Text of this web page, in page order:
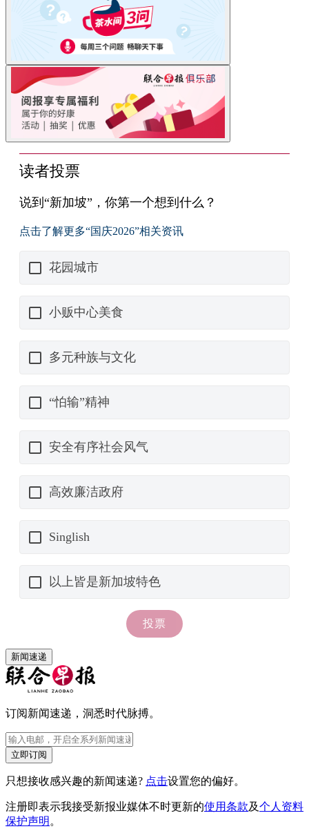
新闻速递
订阅新闻速递，洞悉时代脉搏。
立即订阅
只想接收感兴趣的新闻速递? 点击设置您的偏好。
注册即表示我接受新报业媒体不时更新的使用条款及个人资料
保护声明 。